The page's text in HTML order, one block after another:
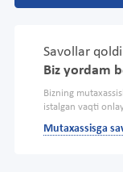
Savollar
Biz yordam
Bizning
istalgan vaqti
Mutaxassisga